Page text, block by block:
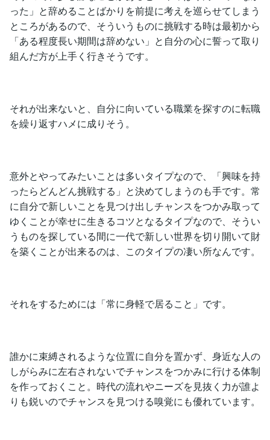
った」と辞めることばかりを前提に考えを巡らせてしまう
ところがあるので、そういうものに挑戦する時は最初から
「ある程度長い期間は辞めない」と自分の心に誓って取り
組んだ方が上手く行きそうです。
それが出来ないと、自分に向いている職業を探すのに転職
を繰り返すハメに成りそう。
意外とやってみたいことは多いタイプなので、「興味を持
ったらどんどん挑戦する」と決めてしまうのも手です。常
に自分で新しいことを見つけ出しチャンスをつかみ取って
ゆくことが幸せに生きるコツとなるタイプなので、そうい
うものを探している間に一代で新しい世界を切り開いて財
を築くことが出来るのは、このタイプの凄い所なんです。
それをするためには「常に身軽で居ること」です。
誰かに束縛されるような位置に自分を置かず、身近な人の
しがらみに左右されないでチャンスをつかみに行ける体制
を作っておくこと。時代の流れやニーズを見抜く力が誰よ
りも鋭いのでチャンスを見つける嗅覚にも優れています。